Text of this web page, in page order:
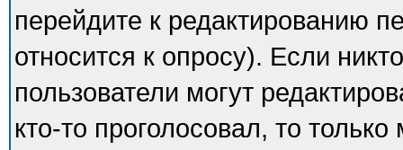
перейдите к редактированию
относится к опросу). Если
пользователи могут
кто-то проголосовал, то